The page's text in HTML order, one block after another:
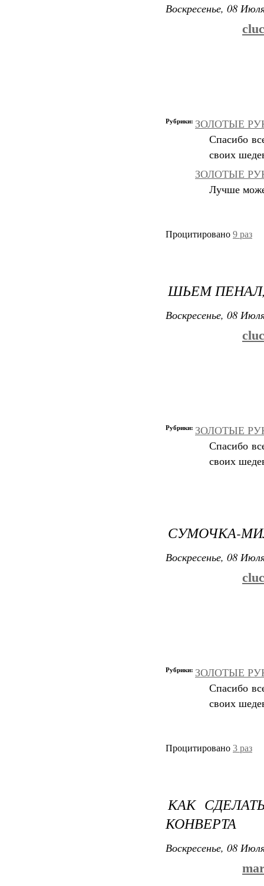
Воскресенье, 08
Рубрики: ЗОЛОТЫЕ
Спасибо
своих
ЗОЛОТЫЕ
Лучше
Процитировано 9 раз
ШЬЕМ
Воскресенье, 08
Рубрики: ЗОЛОТЫЕ
Спасибо
своих
СУМОЧКА-
Воскресенье, 08
Рубрики: ЗОЛОТЫЕ
Спасибо
своих
Процитировано 3 раз
КАК
КОНВЕРТА
Воскресенье, 08